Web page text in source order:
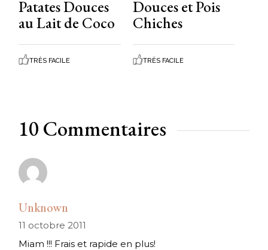
Patates Douces
au Lait de Coco
TRÈS FACILE
Douces et Pois
Chiches
TRÈS FACILE
10 Commentaires
Unknown
11 octobre 2011
Miam !!! Frais et rapide en plus!